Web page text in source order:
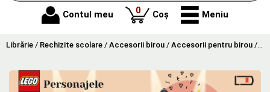
Contul meu 0produse
Coș Meniu
Librărie / Rechizite scolare / Accesorii birou / Accesorii pentru birou /